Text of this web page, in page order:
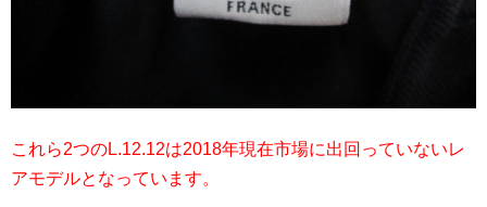
これら2つのL.12.12は2018年現在市場に出回っていないレ
アモデルとなっています。